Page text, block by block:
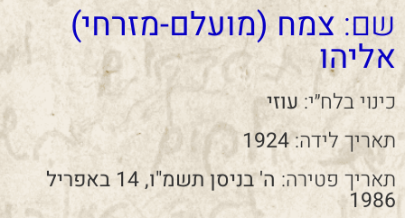
שם: צמח (מועלם-מזרחי)
אליהו
כינוי בלח״י:עוזי
תאריך לידה:1924
תאריך פטירה:
ה' בניסן תשמ"ו, 14 באפריל
1986